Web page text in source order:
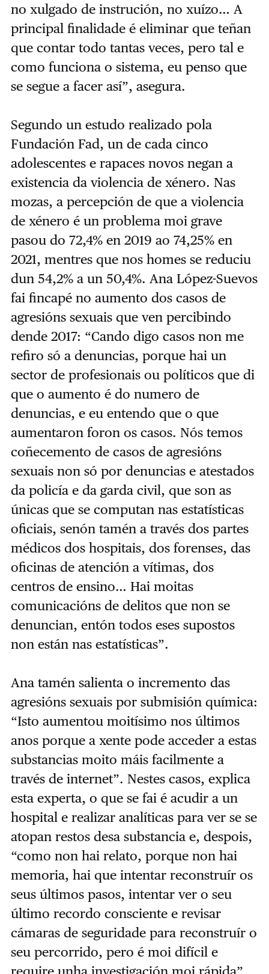
no xulgado de instrución, no xuízo… A
principal finalidade é eliminar que teñan
que contar todo tantas veces, pero tal e
como funciona o sistema, eu penso que
se segue a facer así”, asegura.
Segundo un estudo realizado pola
Fundación Fad, un de cada cinco
adolescentes e rapaces novos negan a
existencia da violencia de xénero. Nas
mozas, a percepción de que a violencia
de xénero é un problema moi grave
pasou do 72,4% en 2019 ao 74,25% en
2021, mentres que nos homes se reduciu
dun 54,2% a un 50,4%. Ana López-Suevos
fai fincapé no aumento dos casos de
agresións sexuais que ven percibindo
dende 2017: “Cando digo casos non me
refiro só a denuncias, porque hai un
sector de profesionais ou políticos que di
que o aumento é do numero de
denuncias, e eu entendo que o que
aumentaron foron os casos. Nós temos
coñecemento de casos de agresións
sexuais non só por denuncias e atestados
da policía e da garda civil, que son as
únicas que se computan nas estatísticas
oficiais, senón tamén a través dos partes
médicos dos hospitais, dos forenses, das
oficinas de atención a vítimas, dos
centros de ensino… Hai moitas
comunicacións de delitos que non se
denuncian, entón todos eses supostos
non están nas estatísticas”.
Ana tamén salienta o incremento das
agresións sexuais por submisión química:
“Isto aumentou moitísimo nos últimos
anos porque a xente pode acceder a estas
substancias moito máis facilmente a
través de internet”. Nestes casos, explica
esta experta, o que se fai é acudir a un
hospital e realizar analíticas para ver se se
atopan restos desa substancia e, despois,
“como non hai relato, porque non hai
memoria, hai que intentar reconstruír os
seus últimos pasos, intentar ver o seu
último recordo consciente e revisar
cámaras de seguridade para reconstruír o
seu percorrido, pero é moi difícil e
require unha investigación moi rápida”.